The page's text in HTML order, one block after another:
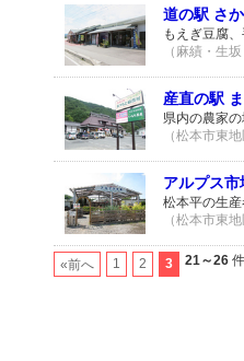
道の駅 さ
もえぎ豆腐
（麻績・生
産直の駅
県内の農家
（松本市東
アルプス市
松本平の生
（松本市東
«前へ 1 2 3 21～26